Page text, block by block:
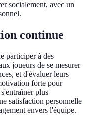
socialement, avec un
continue
participer à des
joueurs de se mesurer
et d'évaluer leurs
forte pour
plus
satisfaction personnelle
envers l'équipe.